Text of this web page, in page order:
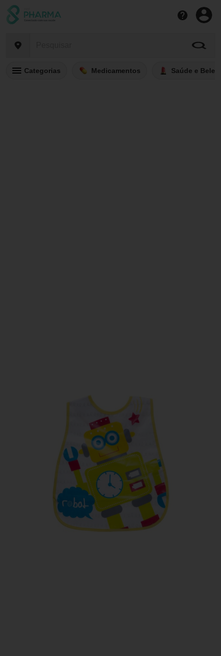
Categorias Medicamentos Saúde e